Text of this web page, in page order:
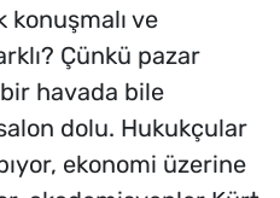
ve
Çünkü pazar
havada bile
dolu. Hukukçular
ekonomi üzerine